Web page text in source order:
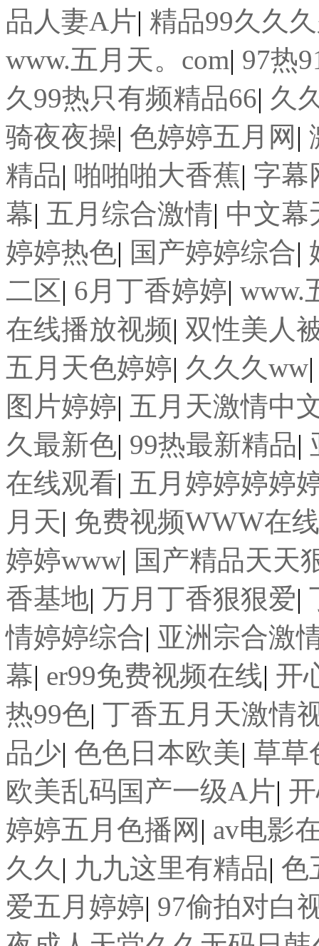
品人妻A片| 精品99久久
www.五月天。com| 97热
久99热只有频精品66| 久
骑夜夜操| 色婷婷五月网 |
精品| 啪啪啪大香蕉| 字幕
幕| 五月综合激情| 中文幕
婷婷热色| 国产婷婷综合|
二区| 6月丁香婷婷| www.
在线播放视频| 双性美人
五月天色婷婷| 久久久ww
图片婷婷| 五月天激情中
久最新色| 99热最新精品|
在线观看| 五月婷婷婷婷
月天| 免费视频WWW在
婷婷www| 国产精品天天
香基地| 万月丁香狠狠爱|
情婷婷综合| 亚洲宗合激
幕| er99免费视频在线| 开
热99色| 丁香五月天激情
品少| 色色日本欧美| 草草
欧美乱码国产一级A片|
婷婷五月色播网 | av电影
久久 | 九九这里有精品| 色
爱五月婷婷| 97偷拍对白